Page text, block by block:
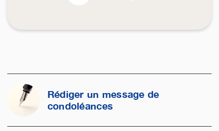
Rédiger un message de
condoléances